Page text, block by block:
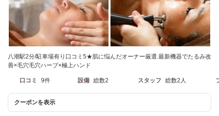
八潮駅2分/駐車場有り口コミ5★肌に悩んだオーナー厳選.最新機器でたるみ改
善×毛穴毛穴ハーブ×極上ハンド
口コミ 9件 設備 総数2 スタッフ 総数2人
クーポンを表示